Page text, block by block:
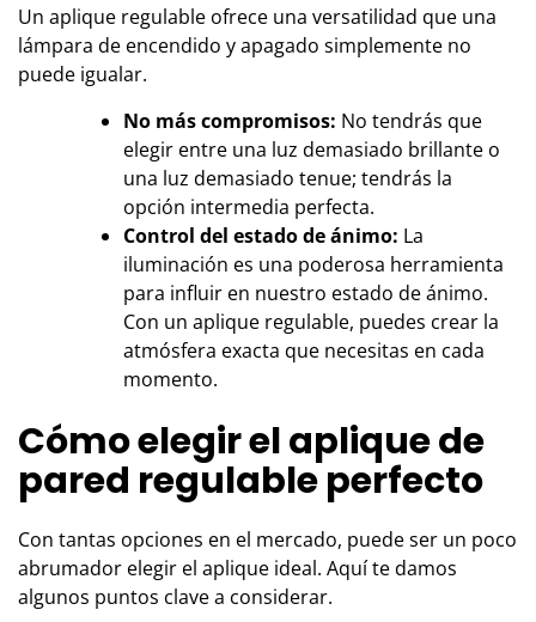
Un aplique regulable ofrece una versatilidad que una
lámpara de encendido y apagado simplemente no
puede igualar.
No más compromisos: No tendrás que
elegir entre una luz demasiado brillante o
una luz demasiado tenue; tendrás la
opción intermedia perfecta.
Control del estado de ánimo: La
iluminación es una poderosa herramienta
para influir en nuestro estado de ánimo.
Con un aplique regulable, puedes crear la
atmósfera exacta que necesitas en cada
momento.
Cómo elegir el aplique de
pared regulable perfecto
Con tantas opciones en el mercado, puede ser un poco
abrumador elegir el aplique ideal. Aquí te damos
algunos puntos clave a considerar.